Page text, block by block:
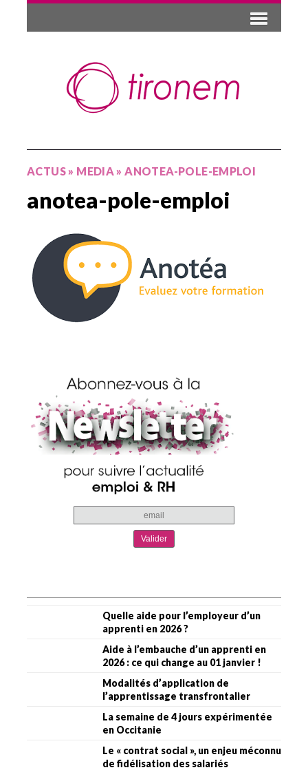
ACTUS» MEDIA» ANOTEA-POLE-EMPLOI
anotea-pole-emploi
Quelle aide pour l’employeur d’un
apprenti en 2026 ?
Aide à l’embauche d’un apprenti en
2026 : ce qui change au 01 janvier !
Modalités d’application de
l’apprentissage transfrontalier
La semaine de 4 jours expérimentée
en Occitanie
Le « contrat social », un enjeu méconnu
de fidélisation des salariés